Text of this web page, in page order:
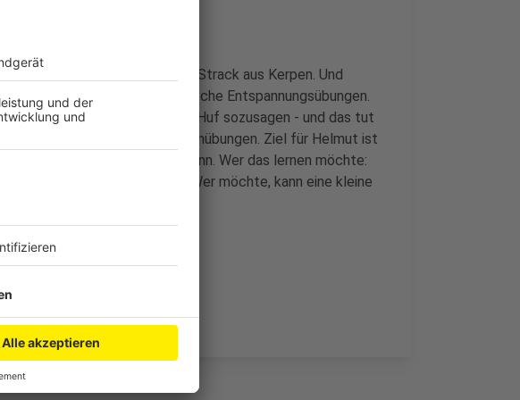
Das sagt zumindest Helmut Strack aus Kerpen. Und
Vigaro mehrmals pro Woche Entspannungsübungen.
durchmassiert! Von Kopf bis Huf sozusagen - und das tut
zusammen mit Vigaro Dehnübungen. Ziel für Helmut ist
selber nachmachen kann. Wer das lernen möchte:
sind komplett kostenfrei. Wer möchte, kann eine kleine